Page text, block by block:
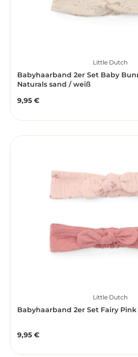
Little Dutch
Babyhaarband 2er Set Baby
Naturals sand / weiß
Regulärer Preis:
9,95 €
Little Dutch
Babyhaarband 2er Set Fairy Pink
Regulärer Preis:
9,95 €